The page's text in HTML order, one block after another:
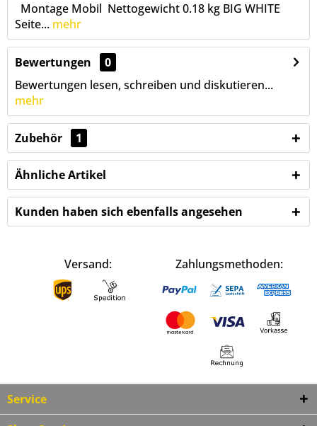
Montage Mobil Nettogewicht 0.18 kg BIG WHITE
Seite... mehr
Bewertungen
0
Bewertungen lesen, schreiben und diskutieren...
mehr
Zubehör 1
Ähnliche Artikel
Kunden haben sich ebenfalls angesehen
Versand: Zahlungsmethoden:
Service